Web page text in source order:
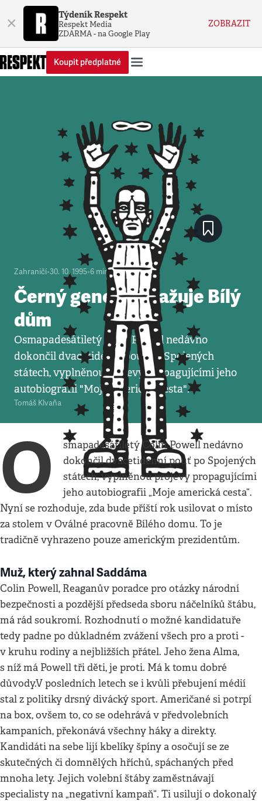
× Týdeník Respekt
Respekt Media
ZDARMA - na Google Play
ZOBRAZIT
Koupit předplatné
Zahraničí•30. 10. 1995•6 minut
Černý generál zvažuje Bílý
dům
Osmapadesátiletý Colin Powell nedávno
dokončil dvacetidenní pouť po Spojených
státech, vyplněnou projevy propagujícími jeho
autobiografii "Moje americká cesta".
Tomáš Klvaňa
O
smapadesátiletý Colin Powell nedávno
dokončil dvacetidenní pouť po Spojených
státech, vyplněnou projevy propagujícími
jeho autobiografii „Moje americká cesta“.
Nyní se rozhoduje, zda bude příští rok usilovat o místo
za stolem v Oválné pracovně Bílého domu. To je
tradičně vyhrazeno pouze americkým prezidentům.
Muž, který zahnal Saddáma
Colin Powell, Reaganův poradce pro otázky národní
bezpečnosti a pozdější předseda sboru náčelníků štábu,
má rád soukromí. Rozhodnutí o možné kandidatuře
tedy padne po důkladném zvážení všech pro a proti -
v kruhu rodiny a nejbližších přátel. Jeho žena Alma,
s níž má Powell tři děti, je proti. Má k tomu dobré
důvody.V posledních letech se i kvůli přebujení médií
stal z politiky drsný divácký sport. Američané si potrpí
na box, ovšem to, co se odehrává v předvolebních
kampaních, překonává všechny háky a direkty.
Kandidáti na sebe lijí kbelíky špíny a osočují se ze
skutečných či domnělých hříchů, spáchaných před
mnoha lety. Jejich volební štáby zaměstnávají
specialisty na „negativní kampaň“. Ti usilují o dokonalý